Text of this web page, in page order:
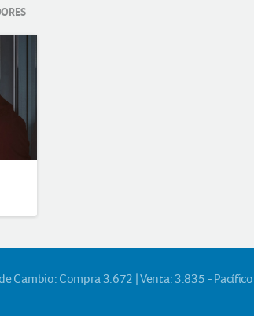
Cambio: Compra 3.672 | Venta: 3.835 -